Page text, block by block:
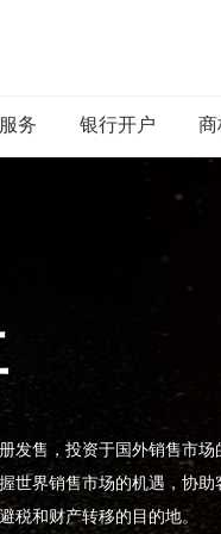
务 银行开户 商
发售，投资于国外销售市场
世界销售市场的机遇，协
税和财产转移的目的地。